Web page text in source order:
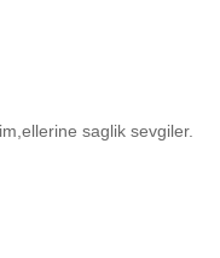
saglik sevgiler.